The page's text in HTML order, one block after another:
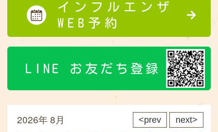
インフルエンザ
WEB予約
LINE お友だち登録
prev
2026年 8月 next